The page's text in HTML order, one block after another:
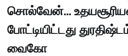
சொல்வேன்…
போட்டியிட்டது
வைகோ